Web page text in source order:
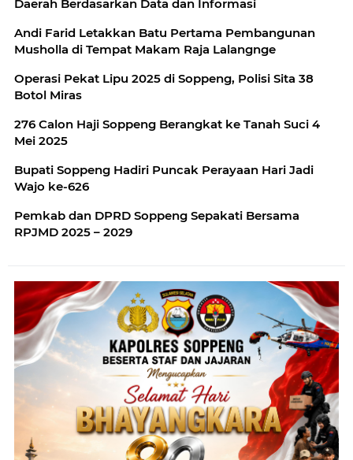
Daerah Berdasarkan Data dan Informasi
Andi Farid Letakkan Batu Pertama Pembangunan
Musholla di Tempat Makam Raja Lalangnge
Operasi Pekat Lipu 2025 di Soppeng, Polisi Sita 38
Botol Miras
276 Calon Haji Soppeng Berangkat ke Tanah Suci 4
Mei 2025
Bupati Soppeng Hadiri Puncak Perayaan Hari Jadi
Wajo ke-626
Pemkab dan DPRD Soppeng Sepakati Bersama
RPJMD 2025 – 2029